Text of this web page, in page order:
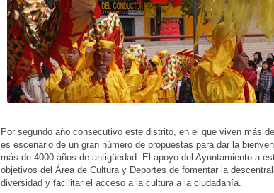
Por segundo año consecutivo este distrito, en el que viven más
es escenario de un gran número de propuestas para dar la
más de 4000 años de antigüedad. El apoyo del Ayuntamiento a
objetivos del Área de Cultura y Deportes de fomentar la
diversidad y facilitar el acceso a la cultura a la ciudadanía.